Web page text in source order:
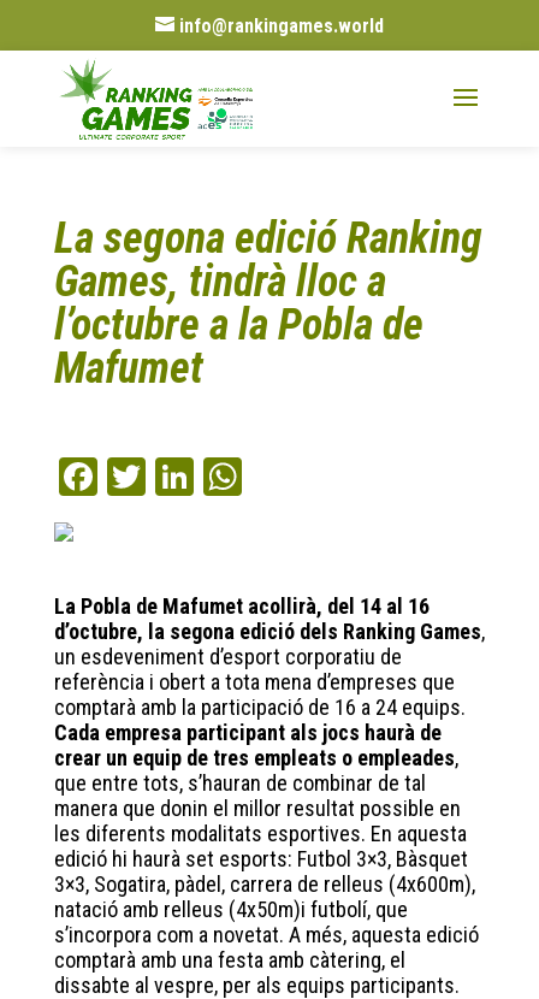
info@rankingames.world
La segona edició Ranking
Games, tindrà lloc a
l’octubre a la Pobla de
Mafumet
Fa
ok
T
er
Li
In
W
A
pp
La Pobla de Mafumet acollirà, del 14 al 16
d’octubre, la segona edició dels Ranking Games,
un esdeveniment d’esport corporatiu de
referència i obert a tota mena d’empreses que
comptarà amb la participació de 16 a 24 equips.
Cada empresa participant als jocs haurà de
crear un equip de tres empleats o empleades,
que entre tots, s’hauran de combinar de tal
manera que donin el millor resultat possible en
les diferents modalitats esportives. En aquesta
edició hi haurà set esports: Futbol 3×3, Bàsquet
3×3, Sogatira, pàdel, carrera de relleus (4x600m),
natació amb relleus (4x50m)i futbolí, que
s’incorpora com a novetat. A més, aquesta edició
comptarà amb una festa amb càtering, el
dissabte al vespre, per als equips participants.